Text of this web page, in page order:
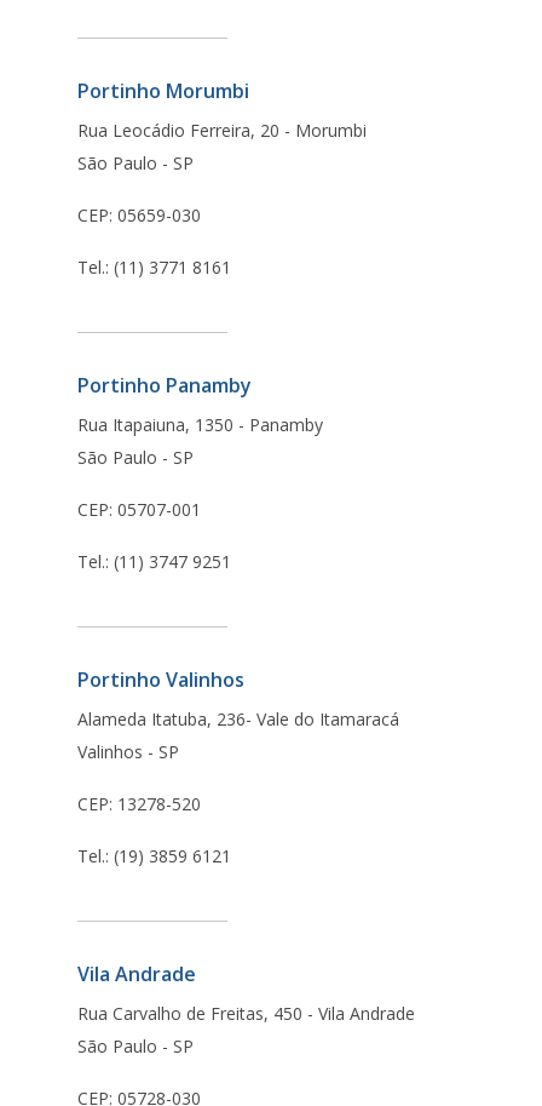
Portinho Morumbi
Rua Leocádio Ferreira, 20 - Morumbi
São Paulo - SP
CEP: 05659-030
Tel.: (11) 3771 8161
Portinho Panamby
Rua Itapaiuna, 1350 - Panamby
São Paulo - SP
CEP: 05707-001
Tel.: (11) 3747 9251
Portinho Valinhos
Alameda Itatuba, 236- Vale do Itamaracá
Valinhos - SP
CEP: 13278-520
Tel.: (19) 3859 6121
Vila Andrade
Rua Carvalho de Freitas, 450 - Vila Andrade
São Paulo - SP
CEP: 05728-030